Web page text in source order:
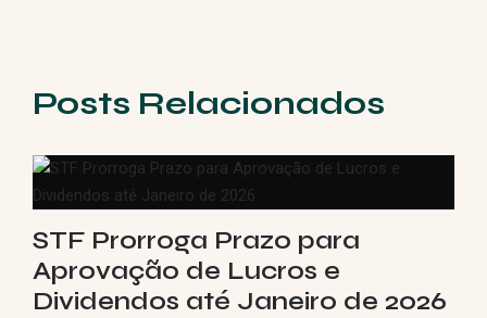
Posts Relacionados
STF Prorroga Prazo para
Aprovação de Lucros e
Dividendos até Janeiro de 2026